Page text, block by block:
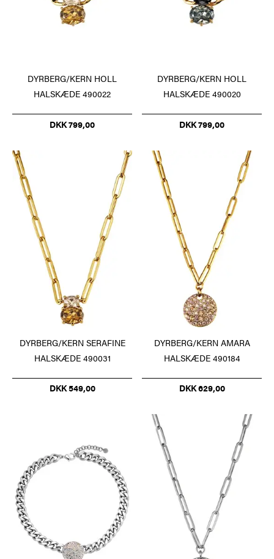
DYRBERG/KERN HOLL
HALSKÆDE 490022
DKK 799,00
DYRBERG/KERN HOLL
HALSKÆDE 490020
DKK 799,00
DYRBERG/KERN SERAFINE
HALSKÆDE 490031
DKK 549,00
DYRBERG/KERN AMARA
HALSKÆDE 490184
DKK 629,00